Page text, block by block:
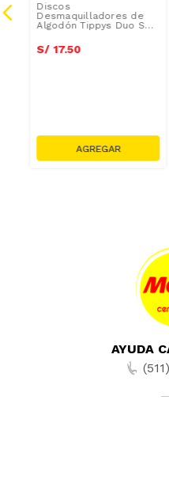
Discos
Desmaquilladores de
Algodón Tippys Duo Soft
S/ 17.50
AYUDA